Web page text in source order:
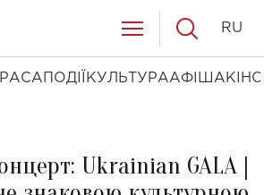
ПОДІЇ КУЛЬТУРААФІША КІНО
RU
Ukrainian GALA |